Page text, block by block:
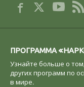
ПРОГРАММА
Узнайте больше о
других программ по
в мире.